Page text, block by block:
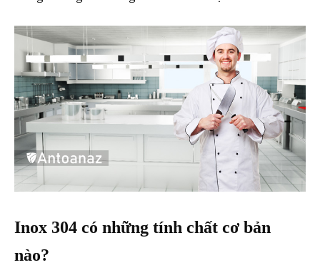
Inox 304 có những tính chất cơ bản
nào?